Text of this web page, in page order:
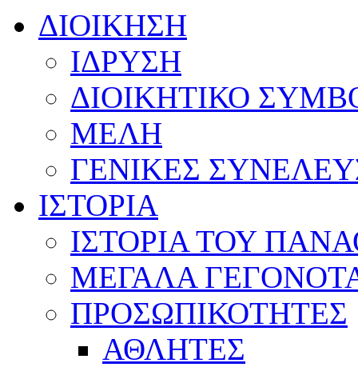
ΔΙΟΙΚΗΣΗ
ΙΔΡΥΣΗ
ΔΙΟΙΚΗΤΙΚΟ
ΜΕΛΗ
ΓΕΝΙΚΕΣ
ΙΣΤΟΡΙΑ
ΙΣΤΟΡΙΑ ΤΟΥ
ΜΕΓΑΛΑ
ΠΡΟΣΩΠΙΚΟΤΗΤΕΣ
ΑΘΛΗΤΕΣ